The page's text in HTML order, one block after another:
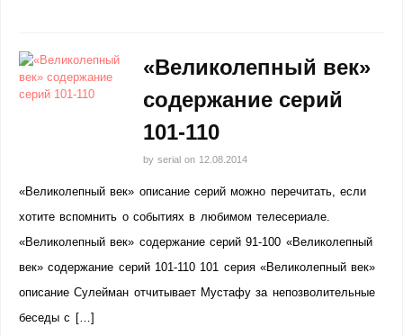
«Великолепный век»
содержание серий
101-110
by serial on 12.08.2014
«Великолепный век» описание серий можно перечитать, если
хотите вспомнить о событиях в любимом телесериале.
«Великолепный век» содержание серий 91-100 «Великолепный
век» содержание серий 101-110 101 серия «Великолепный век»
описание Сулейман отчитывает Мустафу за непозволительные
беседы с […]